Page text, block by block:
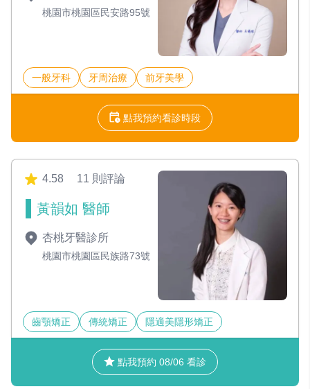
桃園市桃園區民安路95號
一般牙科 牙周治療 前牙美學
點我預約看診時段
4.58 11 則評論
黃韻如 醫師
杏桃牙醫診所
桃園市桃園區民族路73號
齒顎矯正 傳統矯正 隱適美隱形矯正
點我預約 08/06 看診